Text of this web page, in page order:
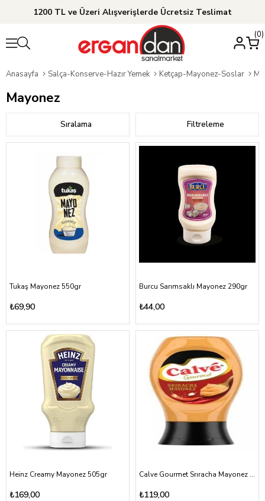
1200 TL ve Üzeri Alışverişlerde Ücretsiz Teslimat
0
Anasayfa Salça-Konserve-Hazır Yemek Ketçap-Mayonez-Soslar
Mayonez
Filtreleme
Sıralama
Tukaş Mayonez 550gr
₺69,90
Burcu Sarımsaklı Mayonez 290gr
₺44,00
Heinz Creamy Mayonez 505gr
₺169,00
Calve Gourmet Srıracha Mayonez 245gr
₺119,00